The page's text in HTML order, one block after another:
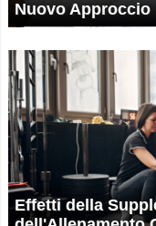
Nuovo
Effetti della